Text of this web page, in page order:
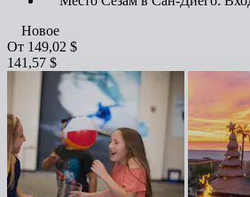
Новое
От 149,02 $
141,57 $